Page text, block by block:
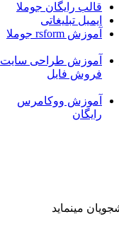
قالب رایگان جوملا
ایمیل تبلیغاتی
آموزش rsform جوملا
آموزش طراحی سایت
فروش فایل
آموزش ووکامرس
رایگان